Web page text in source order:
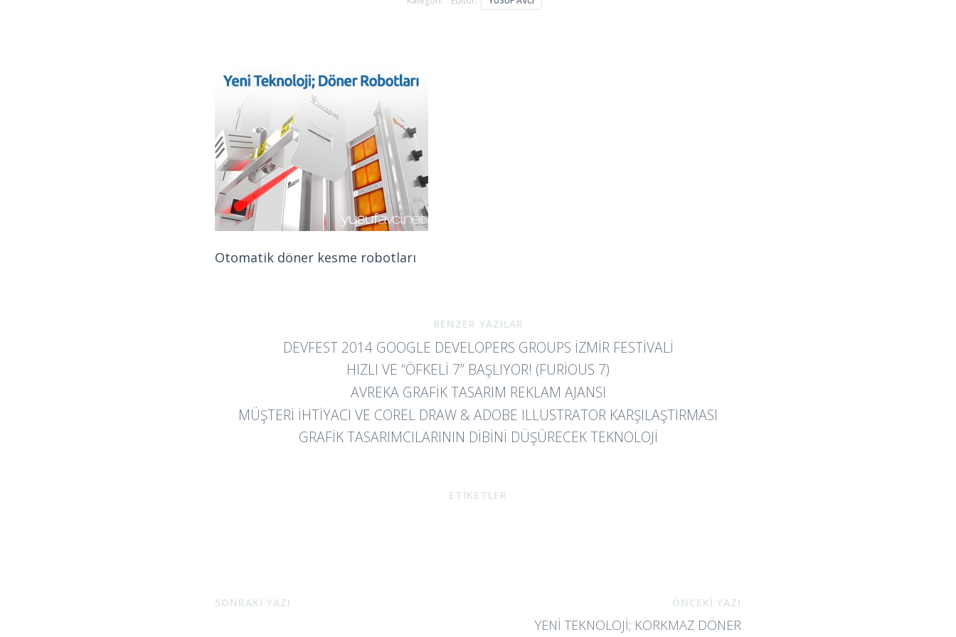
Otomatik döner kesme robotları
BENZER YAZILAR
DEVFEST 2014 GOOGLE DEVELOPERS GROUPS İZMIR FESTIVALI
HIZLI VE “ÖFKELİ 7” BAŞLIYOR! (FURIOUS 7)
AVREKA GRAFIK TASARIM REKLAM AJANSI
MÜŞTERI İHTIYACI VE COREL DRAW & ADOBE ILLUSTRATOR KARŞILAŞTIRMASI
GRAFIK TASARIMCILARININ DIBINI DÜŞÜRECEK TEKNOLOJI
ETİKETLER
SONRAKİ YAZI ÖNCEKİ YAZI
YENI TEKNOLOJI; KORKMAZ DÖNER